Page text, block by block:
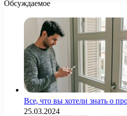
Обсуждаемое
Все, что вы хотели знать о
25.03.2024